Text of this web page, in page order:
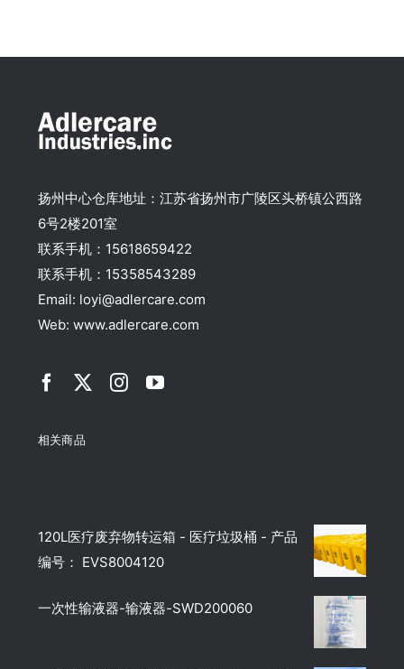
扬州中心仓库地址：江苏省扬州市广陵区头桥镇公西路
6号2楼201室
联系手机：15618659422
联系手机：15358543289
Email: loyi@adlercare.com
Web: www.adlercare.com
相关商品
120L医疗废弃物转运箱 - 医疗垃圾桶 - 产品
编号： EVS8004120
一次性输液器-输液器-SWD200060